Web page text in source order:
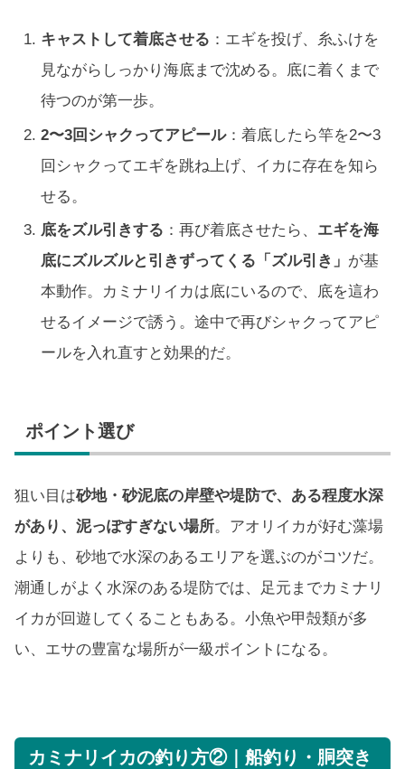
キャストして着底させる ：エギを投げ、糸ふけを
見ながらしっかり海底まで沈める。底に着くまで
待つのが第一歩。
2〜3回シャクってアピール：着底したら竿を2〜3
回シャクってエギを跳ね上げ、イカに存在を知ら
せる。
底をズル引きする ：再び着底させたら、 エギを海
底にズルズルと引きずってくる「ズル引き」 が基
本動作。カミナリイカは底にいるので、底を這わ
せるイメージで誘う。途中で再びシャクってアピ
ールを入れ直すと効果的だ。
ポイント選び
狙い目は砂地・砂泥底の岸壁や堤防で、ある程度水深
があり、泥っぽすぎない場所。アオリイカが好む藻場
よりも、砂地で水深のあるエリアを選ぶのがコツだ。
潮通しがよく水深のある堤防では、足元までカミナリ
イカが回遊してくることもある。小魚や甲殻類が多
い、エサの豊富な場所が一級ポイントになる。
カミナリイカの釣り方②｜船釣り・胴突き